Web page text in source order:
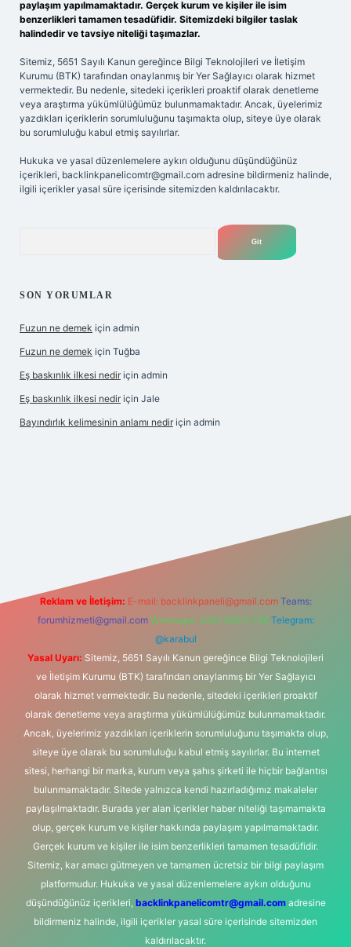
paylaşım yapılmamaktadır. Gerçek kurum ve kişiler ile isim
benzerlikleri tamamen tesadüfidir. Sitemizdeki bilgiler taslak
halindedir ve tavsiye niteliği taşımazlar.
Sitemiz, 5651 Sayılı Kanun gereğince Bilgi Teknolojileri ve İletişim
Kurumu (BTK) tarafından onaylanmış bir Yer Sağlayıcı olarak hizmet
vermektedir. Bu nedenle, sitedeki içerikleri proaktif olarak denetleme
veya araştırma yükümlülüğümüz bulunmamaktadır. Ancak, üyelerimiz
yazdıkları içeriklerin sorumluluğunu taşımakta olup, siteye üye olarak
bu sorumluluğu kabul etmiş sayılırlar.
Hukuka ve yasal düzenlemelere aykırı olduğunu düşündüğünüz
içerikleri, backlinkpanelicomtr@gmail.com adresine bildirmeniz halinde,
ilgili içerikler yasal süre içerisinde sitemizden kaldırılacaktır.
SON YORUMLAR
Fuzun ne demek için admin
Fuzun ne demek için Tuğba
Eş baskınlık ilkesi nedir için admin
Eş baskınlık ilkesi nedir için Jale
Bayındırlık kelimesinin anlamı nedir için admin
elexbetgiris.org
Reklam ve İletişim: E-mail: backlinkpaneli@gmail.com Teams:
forumhizmeti@gmail.com Whatsapp: 0262 606 0 726 Telegram:
@karabul
Yasal Uyarı: Sitemiz, 5651 Sayılı Kanun gereğince Bilgi Teknolojileri
ve İletişim Kurumu (BTK) tarafından onaylanmış bir Yer Sağlayıcı
olarak hizmet vermektedir. Bu nedenle, sitedeki içerikleri proaktif
olarak denetleme veya araştırma yükümlülüğümüz bulunmamaktadır.
Ancak, üyelerimiz yazdıkları içeriklerin sorumluluğunu taşımakta olup,
siteye üye olarak bu sorumluluğu kabul etmiş sayılırlar. Bu internet
sitesi, herhangi bir marka, kurum veya şahıs şirketi ile hiçbir bağlantısı
bulunmamaktadır. Sitede yalnızca kendi hazırladığımız makaleler
paylaşılmaktadır. Burada yer alan içerikler haber niteliği taşımamakta
olup, gerçek kurum ve kişiler hakkında paylaşım yapılmamaktadır.
Gerçek kurum ve kişiler ile isim benzerlikleri tamamen tesadüfidir.
Sitemiz, kar amacı gütmeyen ve tamamen ücretsiz bir bilgi paylaşım
platformudur. Hukuka ve yasal düzenlemelere aykırı olduğunu
düşündüğünüz içerikleri, backlinkpanelicomtr@gmail.comadresine
bildirmeniz halinde, ilgili içerikler yasal süre içerisinde sitemizden
kaldırılacaktır.